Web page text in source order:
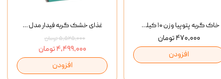
غذای خشک گربه فیدار مدل Adult وزن 10 کیلوگرم
۵,۵۲۵,۰۰۰ تومان
۴,۴۹۹,۰۰۰ تومان
افزودن
خاک گربه پتوپیا وزن ۱۰ کیلوگرم
۴۷۰,۰۰۰ تومان
افزودن